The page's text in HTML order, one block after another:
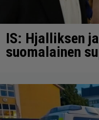
IS: Hjalliksen
suomalainen